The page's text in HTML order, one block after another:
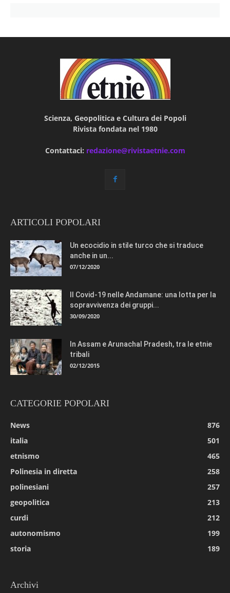
Scienza, Geopolitica e Cultura dei Popoli
Rivista fondata nel 1980
Contattaci: redazione@rivistaetnie.com
ARTICOLI POPOLARI
Un ecocidio in stile turco che si traduce
anche in un...
07/12/2020
Il Covid-19 nelle Andamane: una lotta per la
sopravvivenza dei gruppi...
30/09/2020
In Assam e Arunachal Pradesh, tra le etnie
tribali
02/12/2015
CATEGORIE POPOLARI
News
876
italia
501
etnismo
465
Polinesia in diretta
258
polinesiani
257
geopolitica
213
curdi
212
autonomismo
199
storia
189
Archivi